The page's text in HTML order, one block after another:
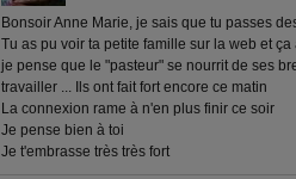
Bonsoir Anne Marie, je sais que tu passes
Tu as pu voir ta petite famille sur la web et
je pense que le "pasteur" se nourrit de ses
travailler ... Ils ont fait fort encore ce matin
La connexion rame à n'en plus finir ce soir
Je pense bien à toi
Je t'embrasse très très fort